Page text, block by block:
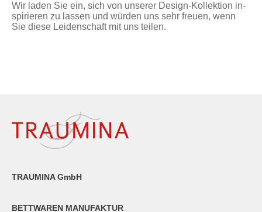
Wir la­den Sie ein, sich von un­se­rer Design-Kollektion in­
spi­rie­ren zu las­sen und wür­den uns sehr freu­en, wenn
Sie die­se Lei­den­schaft mit uns tei­len.
TRAUMINA GmbH
BETTWAREN MANUFAKTUR